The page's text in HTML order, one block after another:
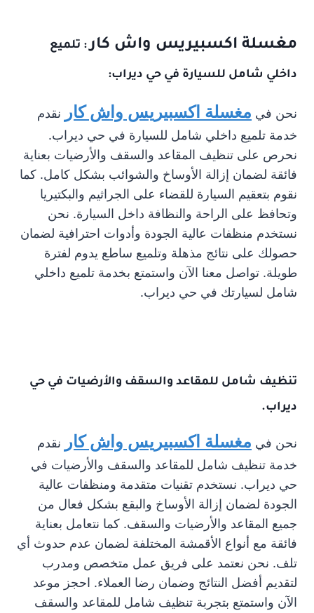
مغسلة اكسبيريس واش كار: تلميع
داخلي شامل للسيارة في حي ديراب:
نحن في مغسلة اكسبيريس واش كار
نقدم
خدمة تلميع داخلي شامل للسيارة في حي ديراب.
نحرص على تنظيف المقاعد والسقف والأرضيات بعناية
فائقة لضمان إزالة الأوساخ والشوائب بشكل كامل. كما
نقوم بتعقيم السيارة للقضاء على الجراثيم والبكتيريا
وتحافظ على الراحة والنظافة داخل السيارة. نحن
نستخدم منظفات عالية الجودة وأدوات احترافية لضمان
حصولك على نتائج مذهلة وتلميع ساطع يدوم لفترة
طويلة. تواصل معنا الآن واستمتع بخدمة تلميع داخلي
شامل لسيارتك في حي ديراب.
تنظيف شامل للمقاعد والسقف والأرضيات في حي
ديراب.
نحن في مغسلة اكسبيريس واش كار
نقدم
خدمة تنظيف شامل للمقاعد والسقف والأرضيات في
حي ديراب. نستخدم تقنيات متقدمة ومنظفات عالية
الجودة لضمان إزالة الأوساخ والبقع بشكل فعال من
جميع المقاعد والأرضيات والسقف. كما نتعامل بعناية
فائقة مع أنواع الأقمشة المختلفة لضمان عدم حدوث أي
تلف. نحن نعتمد على فريق عمل متخصص ومدرب
لتقديم أفضل النتائج وضمان رضا العملاء. احجز موعد
الآن واستمتع بتجربة تنظيف شامل للمقاعد والسقف